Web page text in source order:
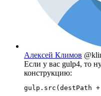
Алексей Климов
Если у вас gulp4, то
конструкцию: